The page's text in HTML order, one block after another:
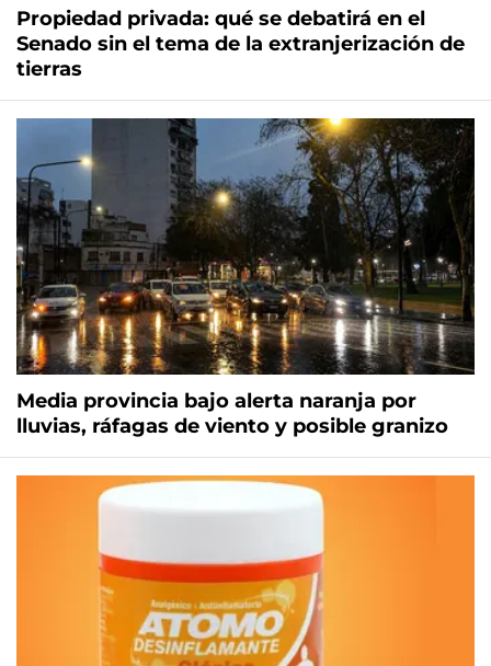
Propiedad privada: qué se debatirá en el
Senado sin el tema de la extranjerización de
tierras
Media provincia bajo alerta naranja por
lluvias, ráfagas de viento y posible granizo